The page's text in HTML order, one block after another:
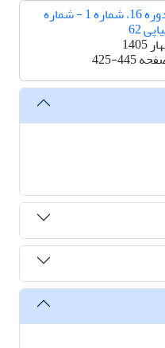
دوره 16، شماره 1 - شماره
62
1405
425-445